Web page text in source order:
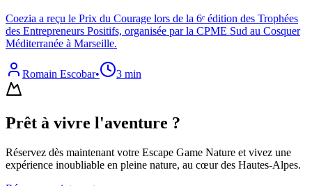
Coezia a reçu le Prix du Courage lors de la 6ᵉ édition des Trophées
des Entrepreneurs Positifs, organisée par la CPME Sud au Cosquer
Méditerranée à Marseille.
Romain Escobar• 3 min
Prêt à vivre l'aventure ?
Réservez dès maintenant votre Escape Game Nature et vivez une
expérience inoubliable en pleine nature, au cœur des Hautes-Alpes.